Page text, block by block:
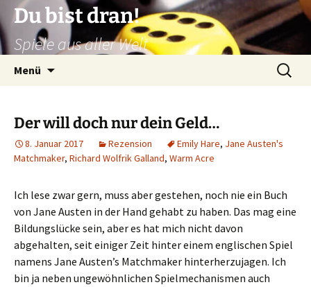
Zum
Inhalt
springen
Du bist dran!
Spiele aus aller Welt
Menü
Suchen
nach:
Der will doch nur dein Geld…
8. Januar 2017 Rezension Emily Hare, Jane Austen's
Matchmaker, Richard Wolfrik Galland, Warm Acre
Ich lese zwar gern, muss aber gestehen, noch nie ein Buch
von Jane Austen in der Hand gehabt zu haben. Das mag eine
Bildungslücke sein, aber es hat mich nicht davon
abgehalten, seit einiger Zeit hinter einem englischen Spiel
namens Jane Austen’s Matchmaker hinterherzujagen. Ich
bin ja neben ungewöhnlichen Spielmechanismen auch